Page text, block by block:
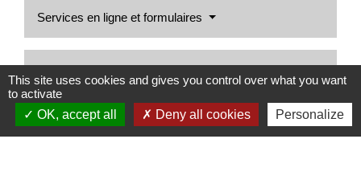
Services en ligne et formulaires
Médiateur de Pôle emploi : comment y recourir ?
This site uses cookies and gives you control over what you want
to activate
OK, accept all
Deny all cookies Personalize